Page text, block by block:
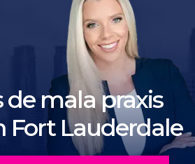
mala praxis
Fort Lauderdale